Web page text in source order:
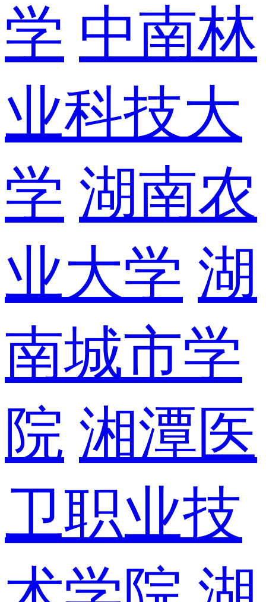
学 中南林
业科技大
学 湖南农
业大学 湖
南城市学
院 湘潭医
卫职业技